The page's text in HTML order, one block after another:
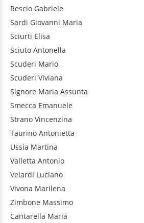
Rescio Gabriele
Sardi Giovanni Maria
Sciurti Elisa
Sciuto Antonella
Scuderi Mario
Scuderi Viviana
Signore Maria Assunta
Smecca Emanuele
Strano Vincenzina
Taurino Antonietta
Ussia Martina
Valletta Antonio
Velardi Luciano
Vivona Marilena
Zimbone Massimo
Cantarella Maria